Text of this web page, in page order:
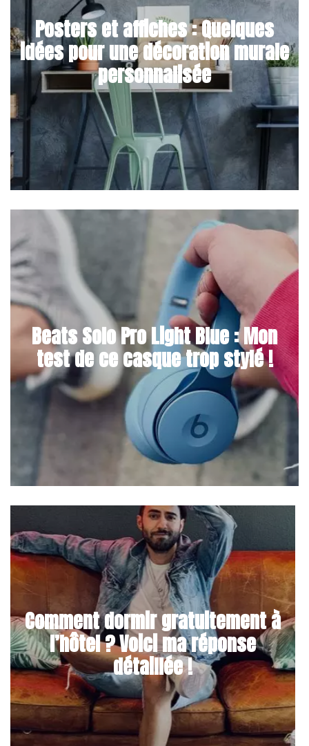
Posters et affiches : Quelques
idées pour une décoration murale
personnalisée
Beats Solo Pro Light Blue : Mon
test de ce casque trop stylé !
Comment dormir gratuitement à
l’hôtel ? Voici ma réponse
détaillée !